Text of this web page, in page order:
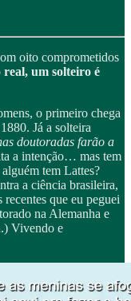
oito comprometidos
um solteiro é
o primeiro chega
Já a solteira
doutoradas farão a
a intenção… mas tem
tem Lattes?
a ciência brasileira,
que eu peguei
na Alemanha e
Vivendo e